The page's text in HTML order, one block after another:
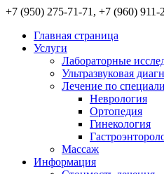
+7 (950) 275-71-71, +7 (960) 911-
Главная страница
Услуги
Лабораторные
Ультразвуковая
Лечение по
Неврология
Ортопедия
Гинекология
Массаж
Информация